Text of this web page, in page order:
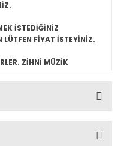
İSTEDİĞİNİZ
LÜTFEN FİYAT İSTEYİNİZ.
ZİHNİ MÜZİK